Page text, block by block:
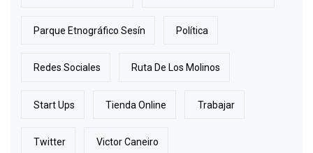
Parque Etnográfico Sesín Política
Redes Sociales Ruta De Los Molinos
Start Ups Tienda Online Trabajar
Twitter Victor Caneiro